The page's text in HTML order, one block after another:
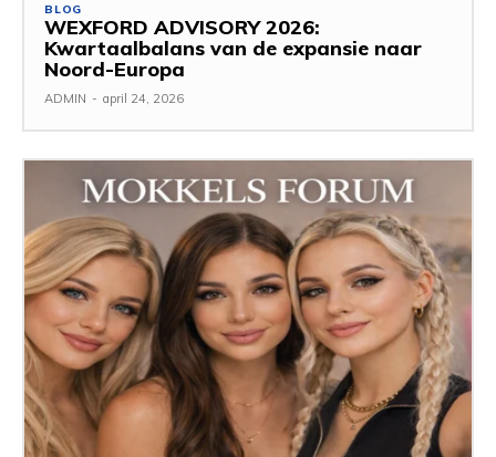
BLOG
WEXFORD ADVISORY 2026:
Kwartaalbalans van de expansie naar
Noord-Europa
ADMIN - april 24, 2026